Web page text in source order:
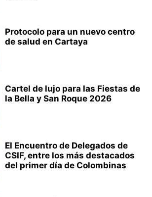
Protocolo para un nuevo centro
de salud en Cartaya
Cartel de lujo para las Fiestas de
la Bella y San Roque 2026
El Encuentro de Delegados de
CSIF, entre los más destacados
del primer día de Colombinas